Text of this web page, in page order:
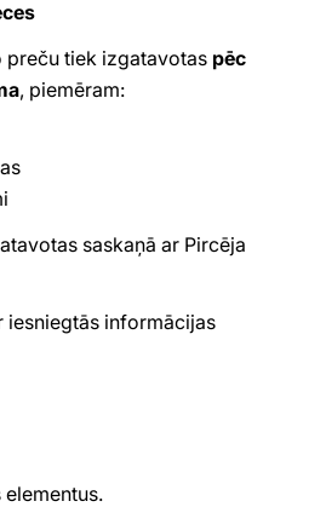
preču tiek izgatavotas pēc
, piemēram:
saskaņā ar Pircēja
iesniegtās informācijas